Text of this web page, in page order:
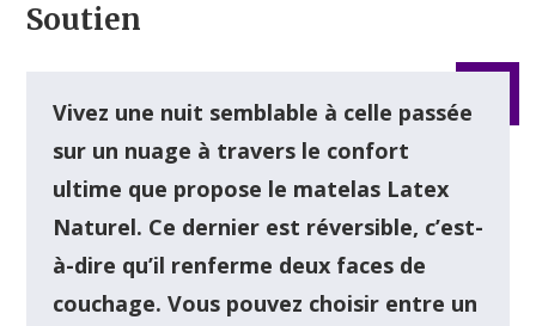
Soutien
Vivez une nuit semblable à celle passée
sur un nuage à travers le confort
ultime que propose le matelas Latex
Naturel. Ce dernier est réversible, c’est-
à-dire qu’il renferme deux faces de
couchage. Vous pouvez choisir entre un